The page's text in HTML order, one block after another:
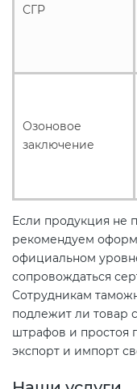
СГР
Озоновое
заключение
Если продукция не
рекомендуем
официальном
сопровождаться
Сотрудникам
подлежит ли товар
штрафов и простоя
экспорт и импорт